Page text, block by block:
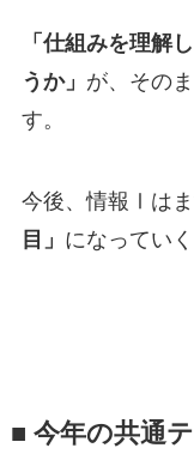
「仕組みを理解
うか」 が、その
す。
今後、情報Ⅰは
目」 になってい
■ 今年の共通